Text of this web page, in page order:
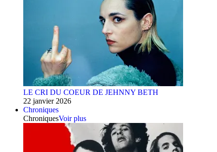
LE CRI DU COEUR DE JEHNNY BETH
22 janvier 2026
Chroniques
ChroniquesVoir plus